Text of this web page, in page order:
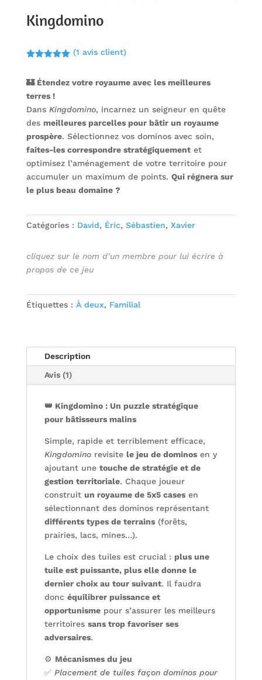
Kingdomino
basé sur
client
(1 avis client)
🏰 Étendez votre royaume avec les meilleures
terres !
Dans Kingdomino, incarnez un seigneur en quête
des meilleures parcelles pour bâtir un royaume
prospère. Sélectionnez vos dominos avec soin,
faites-les correspondre stratégiquementet
optimisez l’aménagement de votre territoire pour
accumuler un maximum de points. Qui régnera sur
le plus beau domaine ?
Catégories : David, Éric, Sébastien, Xavier
cliquez sur le nom d’un membre pour lui écrire à
propos de ce jeu
Étiquettes : À deux, Familial
Description
Avis (1)
👑 Kingdomino : Un puzzle stratégique
pour bâtisseurs malins
Simple, rapide et terriblement efficace,
Kingdominorevisite le jeu de dominosen y
ajoutant une touche de stratégie et de
gestion territoriale. Chaque joueur
construit un royaume de 5x5 casesen
sélectionnant des dominos représentant
différents types de terrains(forêts,
prairies, lacs, mines…).
Le choix des tuiles est crucial : plus une
tuile est puissante, plus elle donne le
dernier choix au tour suivant. Il faudra
donc équilibrer puissance et
opportunismepour s’assurer les meilleurs
territoires sans trop favoriser ses
adversaires.
⚙️ Mécanismes du jeu
✅Placement de tuiles façon dominos pour